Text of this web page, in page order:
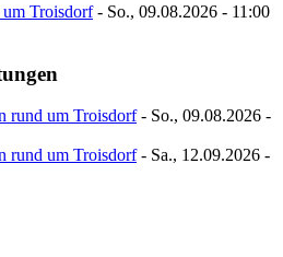
Troisdorf- So., 09.08.2026 - 11:00
rund um Troisdorf- So., 09.08.2026 -
rund um Troisdorf- Sa., 12.09.2026 -